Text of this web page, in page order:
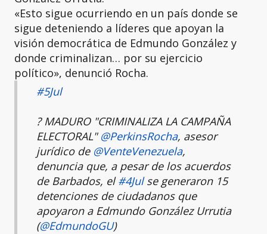
«Esto sigue ocurriendo en un país donde se
sigue deteniendo a líderes que apoyan la
visión democrática de Edmundo González y
donde criminalizan… por su ejercicio
político», denunció Rocha.
#5Jul
?️ MADURO "CRIMINALIZA LA CAMPAÑA
ELECTORAL" @PerkinsRocha, asesor
jurídico de @VenteVenezuela,
denuncia que, a pesar de los acuerdos
de Barbados, el#4Julse generaron 15
detenciones de ciudadanos que
apoyaron a Edmundo González Urrutia
(@EdmundoGU)